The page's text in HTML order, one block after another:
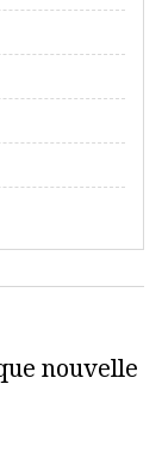
nouvelle